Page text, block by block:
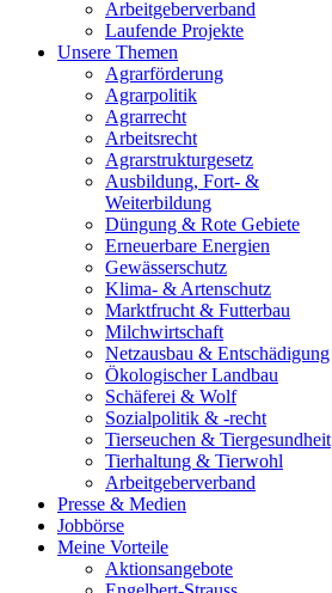
Arbeitgeberverband
Laufende Projekte
Unsere Themen
Agrarförderung
Agrarpolitik
Agrarrecht
Arbeitsrecht
Agrarstrukturgesetz
Ausbildung, Fort- &
Weiterbildung
Düngung & Rote Gebiete
Erneuerbare Energien
Gewässerschutz
Klima- & Artenschutz
Marktfrucht & Futterbau
Milchwirtschaft
Netzausbau & Entschädigung
Ökologischer Landbau
Schäferei & Wolf
Sozialpolitik & -recht
Tierseuchen & Tiergesundheit
Tierhaltung & Tierwohl
Arbeitgeberverband
Presse & Medien
Jobbörse
Meine Vorteile
Aktionsangebote